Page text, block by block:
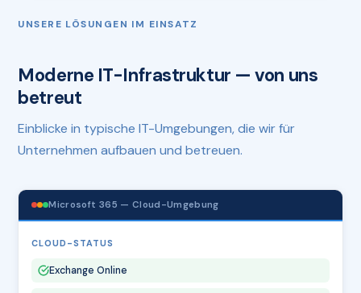
UNSERE LÖSUNGEN IM EINSATZ
Moderne IT-Infrastruktur — von uns
betreut
Einblicke in typische IT-Umgebungen, die wir für
Unternehmen aufbauen und betreuen.
Microsoft 365 — Cloud-Umgebung
CLOUD-STATUS
Exchange Online